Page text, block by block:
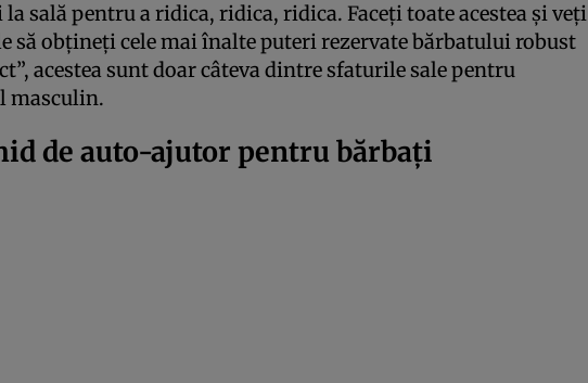
sală pentru a ridica, ridica, ridica. Faceți toate acestea și veți
să obțineți cele mai înalte puteri rezervate bărbatului robust
acestea sunt doar câteva dintre sfaturile sale pentru
masculin.
de auto-ajutor pentru bărbați